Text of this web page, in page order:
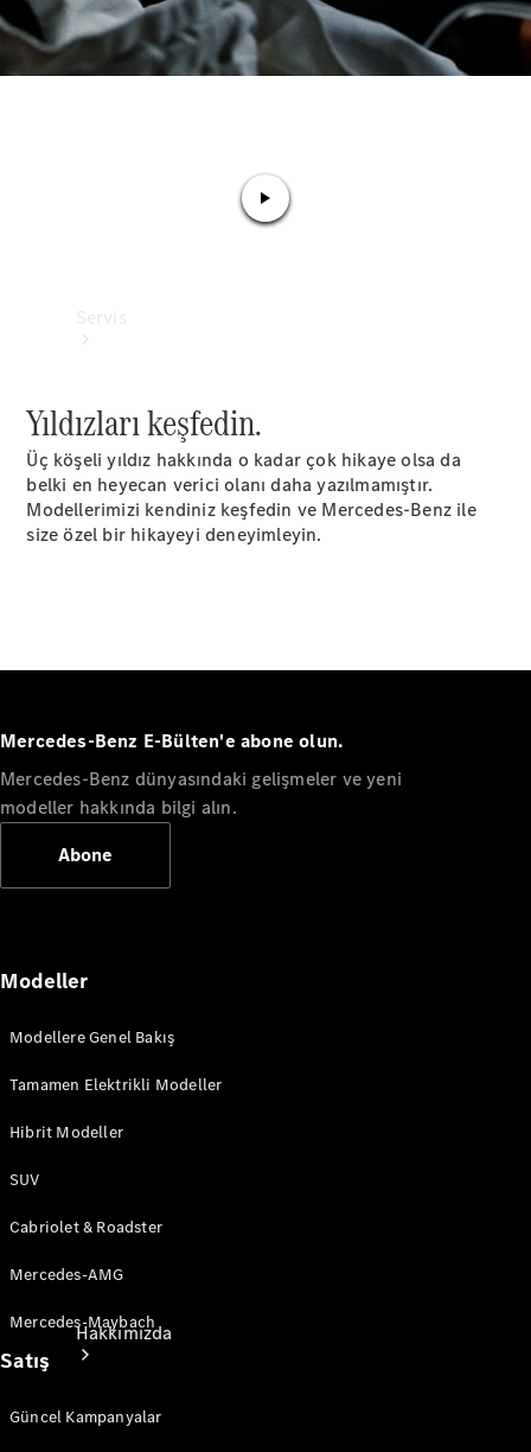
Mercedes-
Benz
Collection
Tüm
Hizmetler
Onarım ve
Garanti
Hasar & Yol
Yardım
Şarj
Uygulaması
Kılavuzları
İletişim
Hakkımızda
Yıldızları keşfedin.​
Üç köşeli yıldız hakkında o kadar çok hikaye olsa da
belki en heyecan verici olanı daha yazılmamıştır.
Modellerimizi kendiniz keşfedin ve Mercedes-Benz ile
size özel bir hikayeyi deneyimleyin.​
Mercedes-Benz E-Bülten'e abone olun.
Mercedes-Benz dünyasındaki gelişmeler ve yeni
modeller hakkında bilgi alın.
Abone
Modeller
Modellere Genel Bakış
Tamamen Elektrikli Modeller
Hibrit Modeller
SUV
Cabriolet & Roadster
Mercedes-AMG
Mercedes-Maybach
Satış
Güncel Kampanyalar